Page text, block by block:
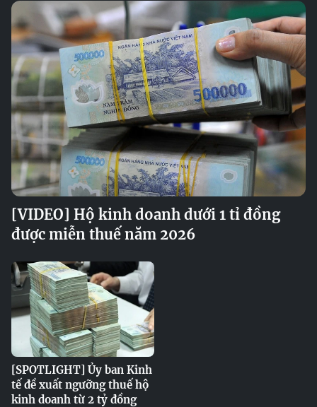
[VIDEO] Hộ kinh doanh dưới 1 tỉ đồng
được miễn thuế năm 2026
[SPOTLIGHT] Ủy ban Kinh
tế đề xuất ngưỡng thuế hộ
kinh doanh từ 2 tỷ đồng